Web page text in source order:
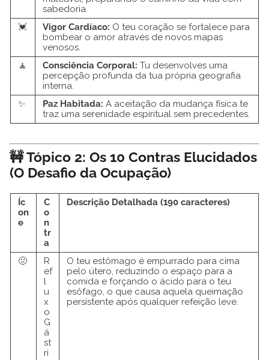
sabedoria.
💓
Vigor Cardíaco: O teu coração se fortalece para
bombear o amor através de novos mapas
venosos.
🧘
Consciência Corporal: Tu desenvolves uma
percepção profunda da tua própria geografia
interna.
✨
Paz Habitada: A aceitação da mudança física te
traz uma serenidade espiritual sem precedentes.
🚧 Tópico 2: Os 10 Contras Elucidados
(O Desafio da Ocupação)
Íc
on
e
C
o
n
tr
a
Descrição Detalhada (190 caracteres)
🤢
R
ef
l
u
x
o
G
á
st
ri
O teu estômago é empurrado para cima
pelo útero, reduzindo o espaço para a
comida e forçando o ácido para o teu
esôfago, o que causa aquela queimação
persistente após qualquer refeição leve.